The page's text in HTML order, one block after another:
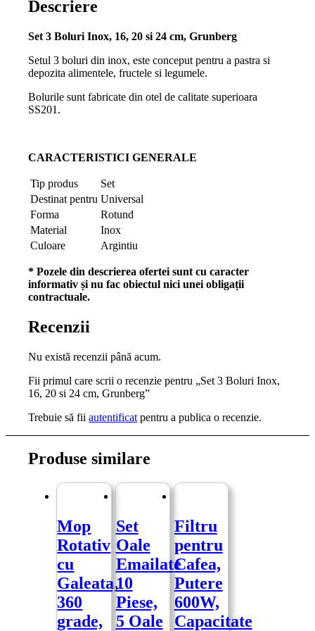
Descriere
Set 3 Boluri Inox, 16, 20 si 24 cm, Grunberg
Setul 3 boluri din inox, este conceput pentru a pastra si
depozita alimentele, fructele si legumele.
Bolurile sunt fabricate din otel de calitate superioara
SS201.
CARACTERISTICI GENERALE
Tip produs
Set
Destinat pentru Universal
Forma
Rotund
Material
Inox
Culoare
Argintiu
* Pozele din descrierea ofertei sunt cu caracter
informativ și nu fac obiectul nici unei obligații
contractuale.
Recenzii
Nu există recenzii până acum.
Fii primul care scrii o recenzie pentru „Set 3 Boluri Inox,
16, 20 si 24 cm, Grunberg”
Trebuie să fiiautentificat pentru a publica o recenzie.
Produse similare
Mop
Rotativ
cu
Galeata,
360
grade,
Set
Oale
Emailate
10
Piese,
5 Oale
Filtru
pentru
Cafea,
Putere
600W,
Capacitate